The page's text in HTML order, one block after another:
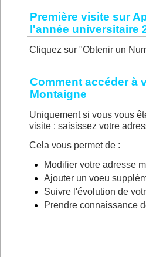
Première visite sur
l'année universitaire
Cliquez sur "Obtenir un
Comment accéder à
Montaigne
Uniquement si vous vous
visite : saisissez votre
Cela vous permet de :
Modifier votre adresse
Ajouter un voeu
Suivre l'évolution de
Prendre connaissance